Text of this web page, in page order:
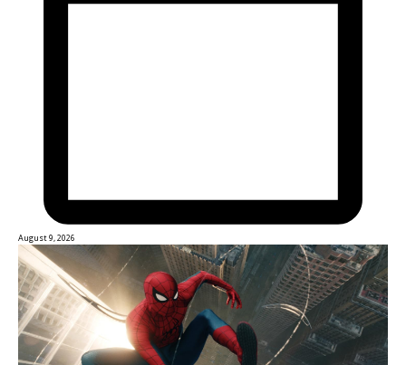
August 9, 2026